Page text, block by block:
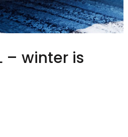
– winter is